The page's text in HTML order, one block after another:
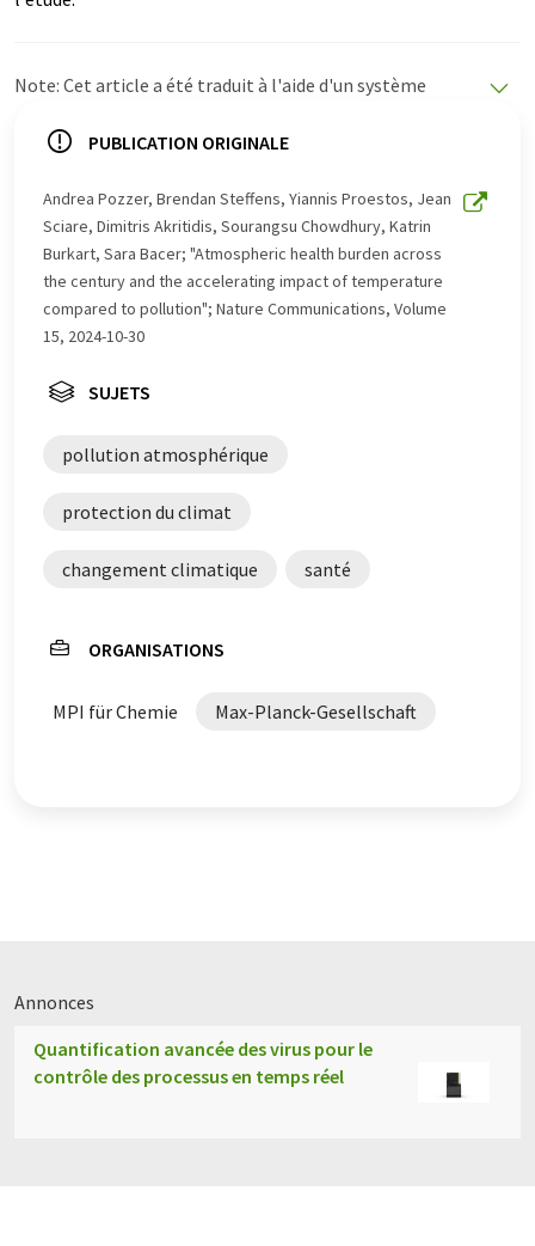
Note: Cet article a été traduit à l'aide d'un système
propose ces traductions automatiques pour présenter
été traduit avec traduction automatique, il est possible
qu'il contienne des erreurs de vocabulaire, de syntaxe ou
de grammaire. L'article original dans Anglais peut être
trouvéici.
PUBLICATION ORIGINALE
Andrea Pozzer, Brendan Steffens, Yiannis Proestos, Jean
Sciare, Dimitris Akritidis, Sourangsu Chowdhury, Katrin
Burkart, Sara Bacer; "Atmospheric health burden across
the century and the accelerating impact of temperature
compared to pollution"; Nature Communications, Volume
15, 2024-10-30
SUJETS
pollution atmosphérique
protection du climat
changement climatique santé
ORGANISATIONS
MPI für Chemie Max-Planck-Gesellschaft
Annonces
Quantification avancée des virus pour le
contrôle des processus en temps réel